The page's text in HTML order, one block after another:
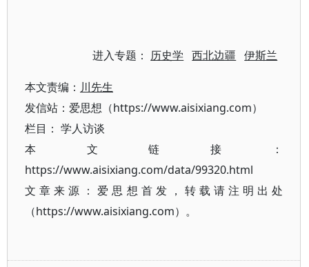
进入专题： 历史学 西北边疆 伊斯兰
本文责编： 川先生
发信站：爱思想（https://www.aisixiang.com）
栏目： 学人访谈
本文链接：
https://www.aisixiang.com/data/99320.html
文章来源：爱思想首发，转载请注明出处
（https://www.aisixiang.com）。